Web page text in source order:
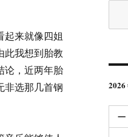
起来就像四姐
此我想到胎教
论，近两年胎
非选那几首钢
2026
一